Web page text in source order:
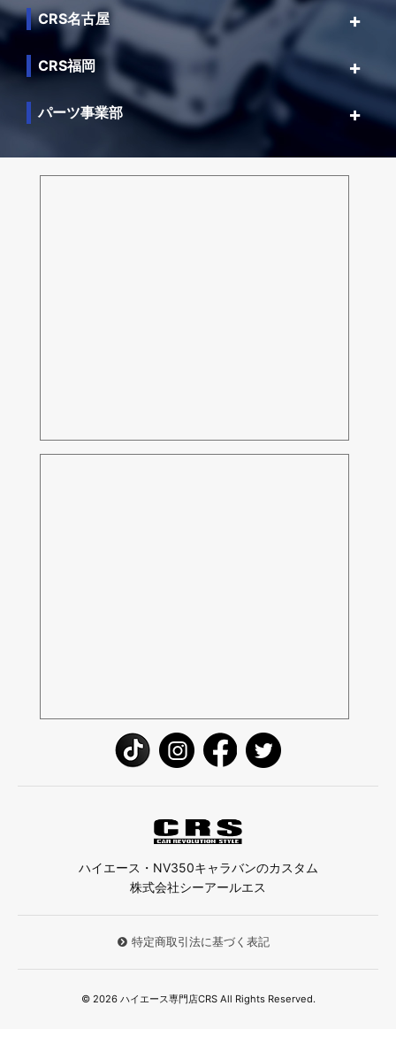
CRS名古屋
CRS福岡
パーツ事業部
ハイエース・NV350キャラバンのカスタム
株式会社シーアールエス
特定商取引法に基づく表記
© 2026 ハイエース専門店CRS All Rights Reserved.